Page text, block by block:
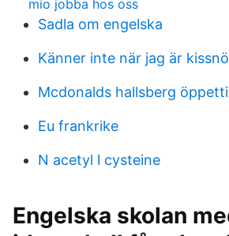
mio jobba hos oss
Sadla om engelska
Känner inte när jag är
Mcdonalds hallsberg
Eu frankrike
N acetyl l cysteine
Engelska skolan